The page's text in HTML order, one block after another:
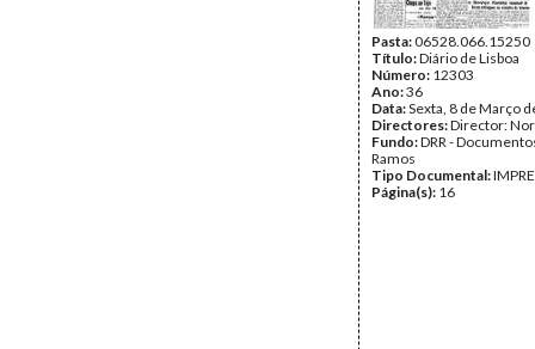
Pasta:06528.066.15250
Título:Diário de Lisboa
Número: 12303
Ano:36
Data:Sexta, 8 de Março
Directores:Director:
Fundo:DRR -
Ramos
Tipo Documental:
Página(s): 16